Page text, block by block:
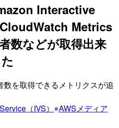
Interactive
Metrics
数などが取得出来
を取得できるメトリクスが追
（IVS）
AWSメディア